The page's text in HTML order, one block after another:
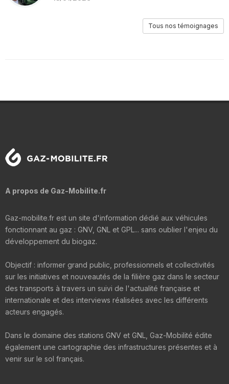
Tous nos témoignages
A propos de Gaz-Mobilite.fr
Gaz-mobilite.fr est un site d'information dédié aux véhicules
fonctionnant au gaz : GNV, GNL et GPL... sans oublier l'enjeu du
développement du biogaz.
Objectif : informer grand public, professionnels et collectivités
sur les initiatives et nouveautés de la filière gaz dans le secteur
des transports à travers un suivi de l'actualité française et
internationale et des interviews réalisées avec les différents
acteurs engagés.
Dans le domaine des stations GNV et GNL, Gaz-Mobilité édite
également une cartographie des infrastructures présentes et à
venir sur le sol français.